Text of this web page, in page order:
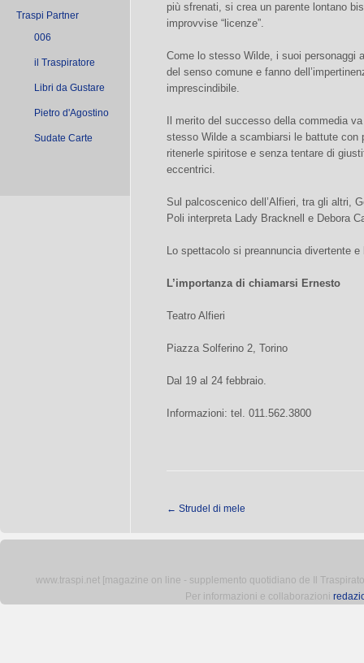
Traspi Partner
006
il Traspiratore
Libri da Gustare
Pietro d'Agostino
Sudate Carte
più sfrenati, si crea un parente lontano
improvvise “licenze”.
Come lo stesso Wilde, i suoi personaggi
del senso comune e fanno
imprescindibile.
Il merito del successo della commedia
stesso Wilde a scambiarsi le battute con
ritenerle spiritose e senza tentare di
eccentrici.
Sul palcoscenico dell’Alfieri, tra gli altri,
Poli interpreta Lady Bracknell e Debora
Lo spettacolo si preannuncia divertente
L’importanza di chiamarsi Ernesto
Teatro Alfieri
Piazza Solferino 2, Torino
Dal 19 al 24 febbraio.
Informazioni: tel. 011.562.3800
← Strudel di mele
www.traspi.net [magazine on line - supplemento quotidiano de Il
Per informazioni e collaborazioni